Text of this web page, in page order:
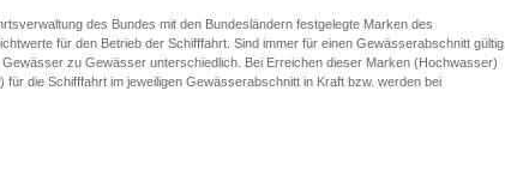
des Bundes mit den Bundesländern festgelegte Marken des
für den Betrieb der Schifffahrt. Sind immer für einen Gewässerabschnitt gültig.
zu Gewässer unterschiedlich. Bei Erreichen dieser Marken (Hochwasser)
die Schifffahrt im jeweiligen Gewässerabschnitt in Kraft bzw. werden bei